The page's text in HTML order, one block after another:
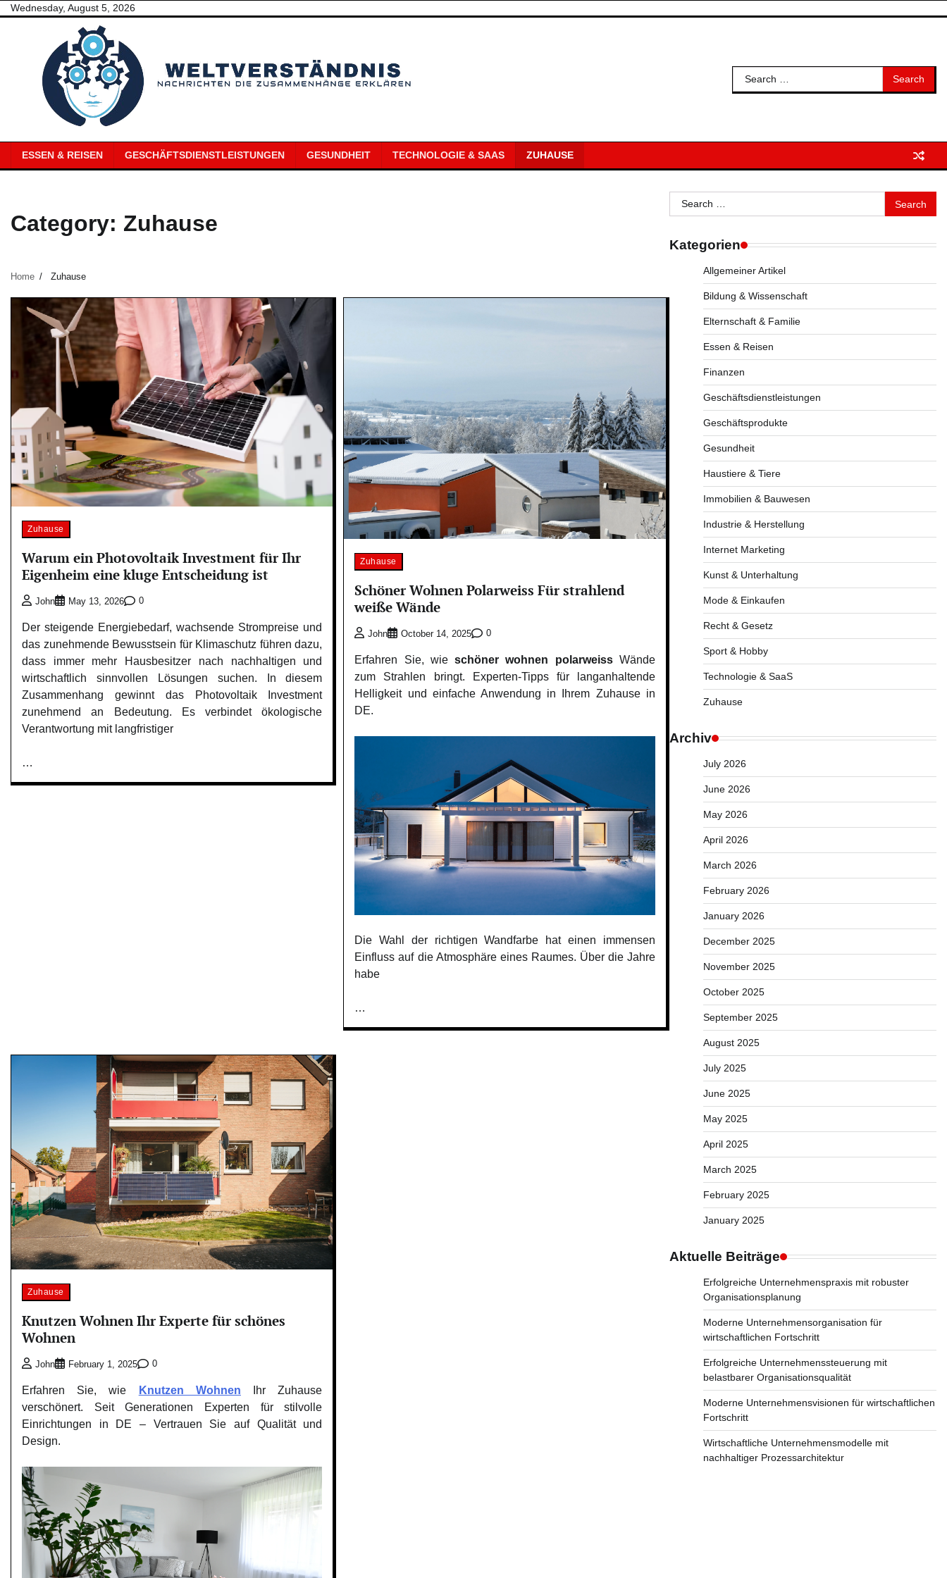
SkipWednesday, August 5, 2026
Search
for:
ESSEN & REISEN GESCHÄFTSDIENSTLEISTUNGEN GESUNDHEIT TECHNOLOGIE & SAAS ZUHAUSE
Category: Zuhause
Home Zuhause
Zuhause
Warum ein Photovoltaik Investment für Ihr
Eigenheim eine kluge Entscheidung ist
John May 13, 2026 0
Der steigende Energiebedarf, wachsende Strompreise und
das zunehmende Bewusstsein für Klimaschutz führen dazu,
dass immer mehr Hausbesitzer nach nachhaltigen und
wirtschaftlich sinnvollen Lösungen suchen. In diesem
Zusammenhang gewinnt das Photovoltaik Investment
zunehmend an Bedeutung. Es verbindet ökologische
Verantwortung mit langfristiger
…
Zuhause
Schöner Wohnen Polarweiss Für strahlend
weiße Wände
John October 14, 2025 0
Erfahren Sie, wieschöner wohnen polarweissWände
zum Strahlen bringt. Experten-Tipps für langanhaltende
Helligkeit und einfache Anwendung in Ihrem Zuhause in
DE.
Die Wahl der richtigen Wandfarbe hat einen immensen
Einfluss auf die Atmosphäre eines Raumes. Über die Jahre
habe
…
Zuhause
Knutzen Wohnen Ihr Experte für schönes
Wohnen
John February 1, 2025 0
Erfahren Sie, wie Knutzen Wohnen Ihr Zuhause
verschönert. Seit Generationen Experten für stilvolle
Einrichtungen in DE – Vertrauen Sie auf Qualität und
Design.
Search
for:
Kategorien
Allgemeiner Artikel
Bildung & Wissenschaft
Elternschaft & Familie
Essen & Reisen
Finanzen
Geschäftsdienstleistungen
Geschäftsprodukte
Gesundheit
Haustiere & Tiere
Immobilien & Bauwesen
Industrie & Herstellung
Internet Marketing
Kunst & Unterhaltung
Mode & Einkaufen
Recht & Gesetz
Sport & Hobby
Technologie & SaaS
Zuhause
Archiv
July 2026
June 2026
May 2026
April 2026
March 2026
February 2026
January 2026
December 2025
November 2025
October 2025
September 2025
August 2025
July 2025
June 2025
May 2025
April 2025
March 2025
February 2025
January 2025
Aktuelle Beiträge
Erfolgreiche Unternehmenspraxis mit robuster
Organisationsplanung
Moderne Unternehmensorganisation für
wirtschaftlichen Fortschritt
Erfolgreiche Unternehmenssteuerung mit
belastbarer Organisationsqualität
Moderne Unternehmensvisionen für wirtschaftlichen
Fortschritt
Wirtschaftliche Unternehmensmodelle mit
nachhaltiger Prozessarchitektur